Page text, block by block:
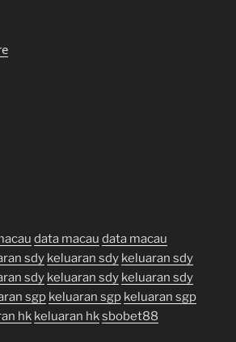
data macau data macau
sdy keluaran sdy keluaran sdy
sdy keluaran sdy keluaran sdy
sgp keluaran sgp keluaran sgp
hk keluaran hksbobet88